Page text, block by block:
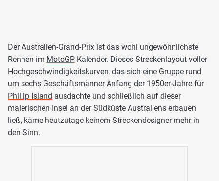
Der Australien-Grand-Prix ist das wohl ungewöhnlichste
Rennen im MotoGP-Kalender. Dieses Streckenlayout voller
Hochgeschwindigkeitskurven, das sich eine Gruppe rund
um sechs Geschäftsmänner Anfang der 1950er-Jahre für
Phillip Island ausdachte und schließlich auf dieser
malerischen Insel an der Südküste Australiens erbauen
ließ, käme heutzutage keinem Streckendesigner mehr in
den Sinn.